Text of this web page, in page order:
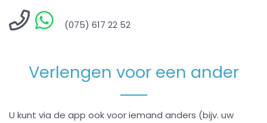
(075) 617 22 52
Verlengen voor een ander
U kunt via de app ook voor iemand anders (bijv. uw